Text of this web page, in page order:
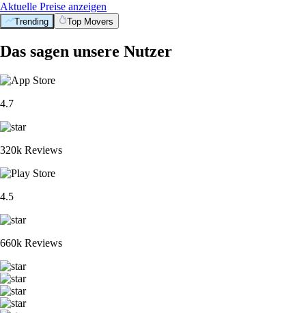
Aktuelle Preise anzeigen
Trending Top Movers
Das sagen unsere Nutzer
4.7
320k Reviews
4.5
660k Reviews